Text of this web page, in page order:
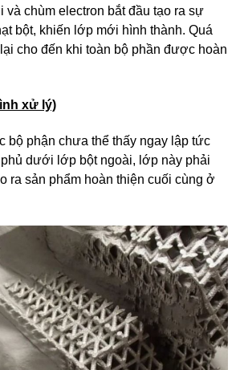
chùm electron bắt đầu tạo ra sự
bột, khiến lớp mới hình thành. Quá
cho đến khi toàn bộ phần được hoàn
xử lý)
bộ phận chưa thể thấy ngay lập tức
dưới lớp bột ngoài, lớp này phải
ra sản phẩm hoàn thiện cuối cùng ở